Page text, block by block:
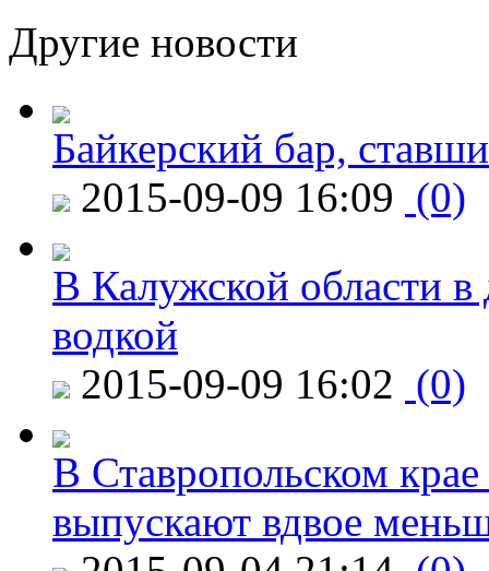
Другие новости
Байкерский бар,
2015-09-09 16:09 (0)
В Калужской области в
водкой
2015-09-09 16:02 (0)
В Ставропольском
выпускают вдвое